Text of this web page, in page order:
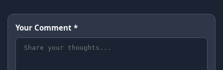
Your Comment *